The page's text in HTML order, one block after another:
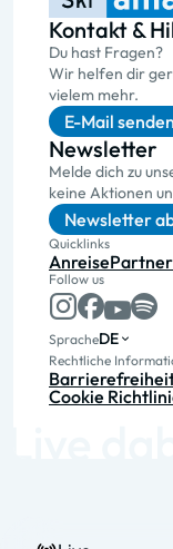
Kontakt &
Du hast Fragen?
Wir helfen dir
vielem mehr.
E-Mail senden
Newsletter
Melde dich zu
keine Aktionen
Newsletter
Quicklinks
AnreisePartner
Follow us
SpracheDE
Rechtliche
Cookie